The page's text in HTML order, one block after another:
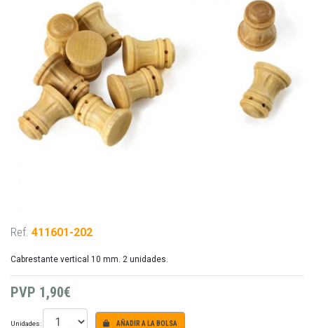
Ref. 411601-202
Cabrestante vertical 10 mm. 2 unidades.
PVP 1,90€
Unidades: AÑADIR A LA BOLSA